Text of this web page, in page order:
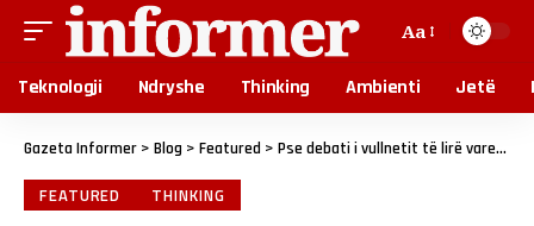
Aa
Teknologji Ndryshe Thinking Ambienti Jetë
Gazeta Informer > Blog > Featured > Pse debati i vullnetit të lirë varet nga qëllimi
FEATURED THINKING